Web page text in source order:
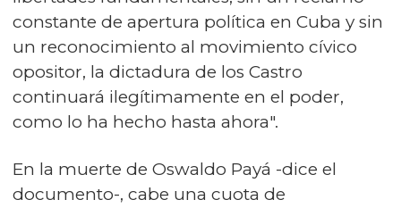
constante de apertura política en Cuba y sin
un reconocimiento al movimiento cívico
opositor, la dictadura de los Castro
continuará ilegítimamente en el poder,
como lo ha hecho hasta ahora".
En la muerte de Oswaldo Payá -dice el
documento-, cabe una cuota de